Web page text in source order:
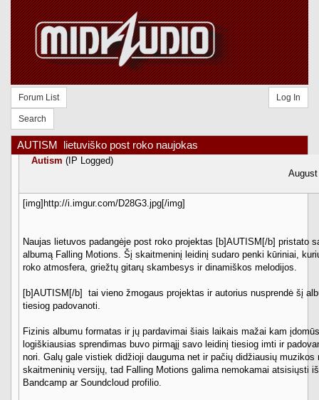
Forum List
Search
Log In
AUTISM  lietuviško post roko naujokas
Autism (IP Logged)
[img]http://i.imgur.com/D28G3.jpg[/img]
Naujas lietuvos padangėje post roko projektas [b]AUTISM[/b] pristato
albumą Falling Motions. Šį skaitmeninį leidinį sudaro penki kūriniai,
roko atmosfera, griežtų gitarų skambesys ir dinamiškos melodijos.
[b]AUTISM[/b]  tai vieno žmogaus projektas ir autorius nusprendė šį
tiesiog padovanoti.
Fizinis albumu formatas ir jų pardavimai šiais laikais mažai kam
logiškiausias sprendimas buvo pirmąjį savo leidinį tiesiog imti ir
nori. Galų gale vistiek didžioji dauguma net ir pačių didžiausių muzikos
skaitmeninių versijų, tad Falling Motions galima nemokamai atsisiųsti
Bandcamp ar Soundcloud profilio.